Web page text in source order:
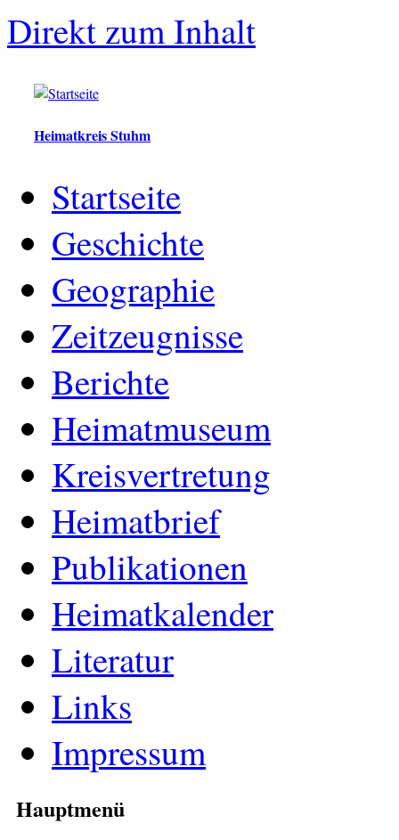
Direkt zum Inhalt
Heimatkreis Stuhm
Startseite
Geschichte
Geographie
Zeitzeugnisse
Berichte
Heimatmuseum
Kreisvertretung
Heimatbrief
Publikationen
Heimatkalender
Literatur
Links
Impressum
Hauptmenü